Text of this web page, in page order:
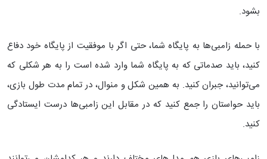
بشود.
با حمله زامبی‌ها به پایگاه شما، حتی اگر با موفقیت از پایگاه خود دفاع
کنید، باید صدماتی که به پایگاه شما وارد شده است را به هر شکلی که
می‌توانید، جبران کنید. به همین شکل و منوال، در تمام مدت طول بازی،
باید حواستان را جمع کنید که در مقابل این زامبی‌ها درست ایستادگی
کنید.